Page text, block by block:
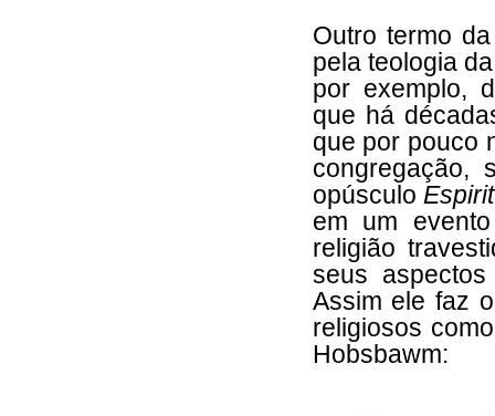
Outro termo
pela teologia
por exemplo,
que há
que por pouco
opúsculo
em um
religião
seus
Assim ele faz
religiosos
Hobsbawm: